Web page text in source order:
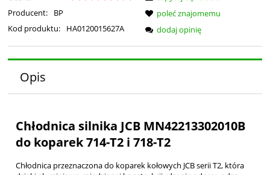
Producent:
BP
Kod produktu:
HA0120015627A
poleć znajomemu
dodaj opinię
Opis
Chłodnica silnika JCB MN42213302010B
do koparek 714-T2 i 718-T2
Chłodnica przeznaczona do koparek kołowych JCB serii T2, która